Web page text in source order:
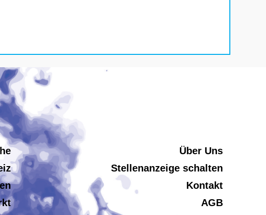
Über Uns
Stellenanzeige schalten
Kontakt
AGB